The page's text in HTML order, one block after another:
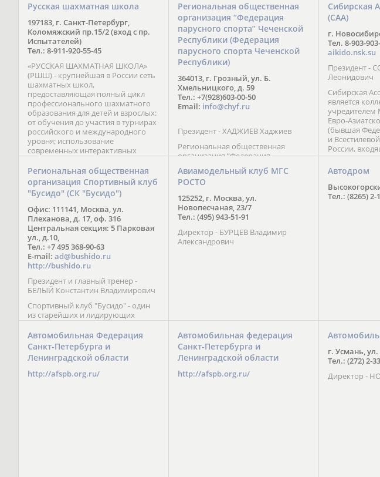
Русская шахматная школа
197183, г. Санкт-Петербург,
Коломяжский пр.15/2 (вход с пр.
Испытателей)
Тел.: 8-911-920-55-45
«РУССКАЯ ШАХМАТНАЯ ШКОЛА»
(РШШ) - крупнейшая в России сеть
шахматных школ,
предоставляющая полный цикл
профессионального шахматного
образования для детей и взрослых:
от обучения до участия в турнирах
российского и международного
уровня; использование
современных интерактивных
методик подачи материала;
обучение на русском и английском
языках; специалисты с опытом
преподавания более 20 лет;
направленность на общее
развитие ребенка: проведение
творческих мастер-классов, уроков
по истории и литературе,
организация регулярных
шахматных сборов на спортивных
базах и в детских лагерях,
проведение встреч с выдающимися
шахматистами; корпоративное
обучение; онлайн обучение в
форме вебинаров и
индивидуальных занятий, круглые
столы российских и
международных тренеров,
трансляция мероприятий и
турниров.
Региональная общественная
организация “Федерация
парусного спорта” Чеченской
Республики (Федерация
парусного спорта Чеченской
Республики)
364013, г. Грозный, ул. Б.
Хмельницкого, д. 59
Тел.: +7(928)603-00-50
Email: info@chyf.ru
Президент - ХАДЖИЕВ Хаджиев
Региональная общественная
организация “Федерация
парусного спорта” Чеченской
Республики начала свою
деятельность в декабре 2016 года.
Миссия федерации состоит в
популяризации парусного спорта,
привлечении и содействии
развитию спорта в этом регионе и
спортсменов на российских и
международных соревнованиях.
Сибирская
(САА)
г.
Тел. 8-903-
aikido.nsk.su
Президент -
Леонидович
Сибирская
является
Евро-
(бывшая
и
России,
России,
является С. В.
Региональная общественная
организация Спортивный клуб
"Бусидо" (СК "Бусидо")
Офис: 111141, Москва, ул.
Плеханова, д. 17, оф. 316
Центральная секция: 5 Парковая
ул., д.10,
Тел.: +7 495 368-90-63
E-mail: ad@bushido.ru
http://bushido.ru
Президент и главный тренер -
БЕЛЫЙ Константин Владимирович
Спортивный клуб "Бусидо" - один
из старейших и лидирующих
клубов России, изучающих и
развивающих различные боевые
искусства и, прежде всего, каратэ
Кёкусинкай - первого в мире стиля
контактного каратэ, получившего
огромное развитие во всем
мире. Однако, спектр интересов
Авиамодельный клуб МГС
РОСТО
125252, г. Москва, ул.
Новопесчаная, 23/7
Тел.: (495) 943-51-91
Директор - БУРЦЕВ Владимир
Александрович
Автодром
Тел.: (8265) 2-
Автомобильная Федерация
Санкт-Петербурга и
Ленинградской области
http://afspb.org.ru/
Автомобильная федерация
Санкт-Петербурга и
Ленинградской области
http://afspb.org.ru/
г. Усмань,
Тел.: (272) 2-
Директор -